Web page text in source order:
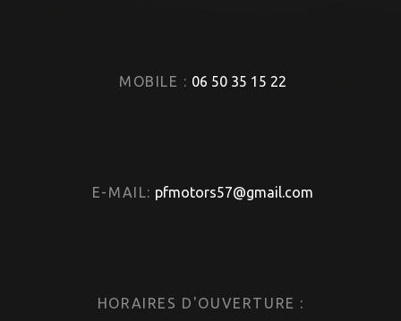
MOBILE : 06 50 35 15 22
E-MAIL: pfmotors57@gmail.com
HORAIRES D'OUVERTURE :